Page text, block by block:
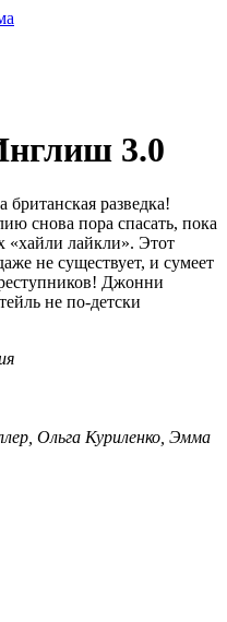
3.0
разведка!
снова пора спасать, пока
«хайли лайкли». Этот
не существует, и сумеет
Джонни
не по-детски
Ольга Куриленко, Эмма